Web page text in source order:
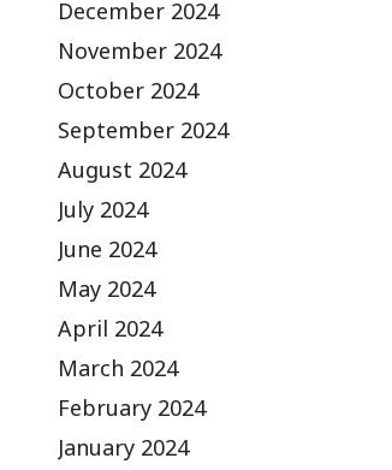
December 2024
November 2024
October 2024
September 2024
August 2024
July 2024
June 2024
May 2024
April 2024
March 2024
February 2024
January 2024